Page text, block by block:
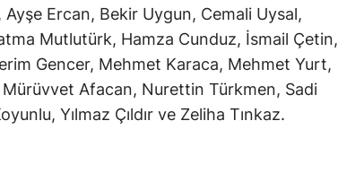
Ayşe Ercan, Bekir Uygun, Cemali Uysal,
Mutlutürk, Hamza Cunduz, İsmail Çetin,
Gencer, Mehmet Karaca, Mehmet Yurt,
Afacan, Nurettin Türkmen, Sadi
Yılmaz Çıldır ve Zeliha Tınkaz.